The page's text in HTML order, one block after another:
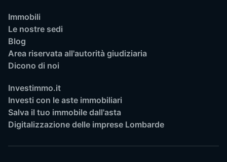
Immobili
Le nostre sedi
Blog
Area riservata all'autorità giudiziaria
Dicono di noi
Investimmo.it
Investi con le aste immobiliari
Salva il tuo immobile dall'asta
Digitalizzazione delle imprese Lombarde